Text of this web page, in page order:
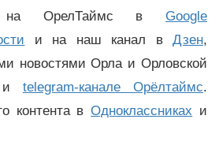
на ОрелТаймс в Google
и на наш канал вДзен,
новостями Орла и Орловской
telegram-канале Орёлтаймс.
контента вОдноклассниках и